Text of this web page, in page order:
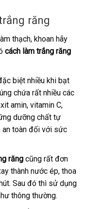
răng
thạch, khoan hãy
cách làm trắng răng
biệt nhiều khi bạt
chứa rất nhiều các
amin, vitamin C,
dưỡng chất tự
an toàn đối với sức
răngcũng rất đơn
thành nước ép, thoa
Sau đó thì sử dụng
thông thường.